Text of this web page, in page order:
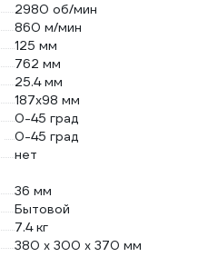
2980 об/мин
860 м/мин
125 мм
762 мм
25.4 мм
187х98 мм
0-45 град
0-45 град
нет
36 мм
Бытовой
7.4 кг
380 х 300 х 370 мм